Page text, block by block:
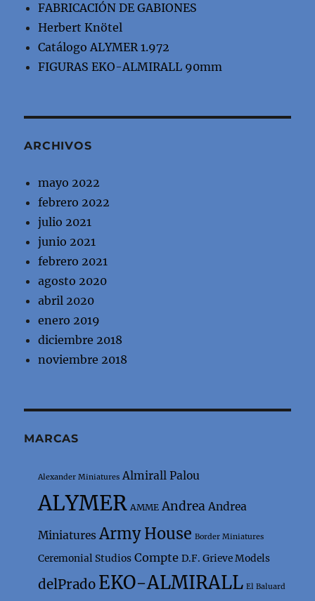
FABRICACIÓN DE GABIONES
Herbert Knötel
Catálogo ALYMER 1.972
FIGURAS EKO-ALMIRALL 90mm
ARCHIVOS
mayo 2022
febrero 2022
julio 2021
junio 2021
febrero 2021
agosto 2020
abril 2020
enero 2019
diciembre 2018
noviembre 2018
MARCAS
Alexander Miniatures Almirall Palou
ALYMER AMME Andrea Andrea
Miniatures Army House Border Miniatures
Ceremonial Studios Compte D.F. Grieve Models
delPrado EKO-ALMIRALL El Baluard